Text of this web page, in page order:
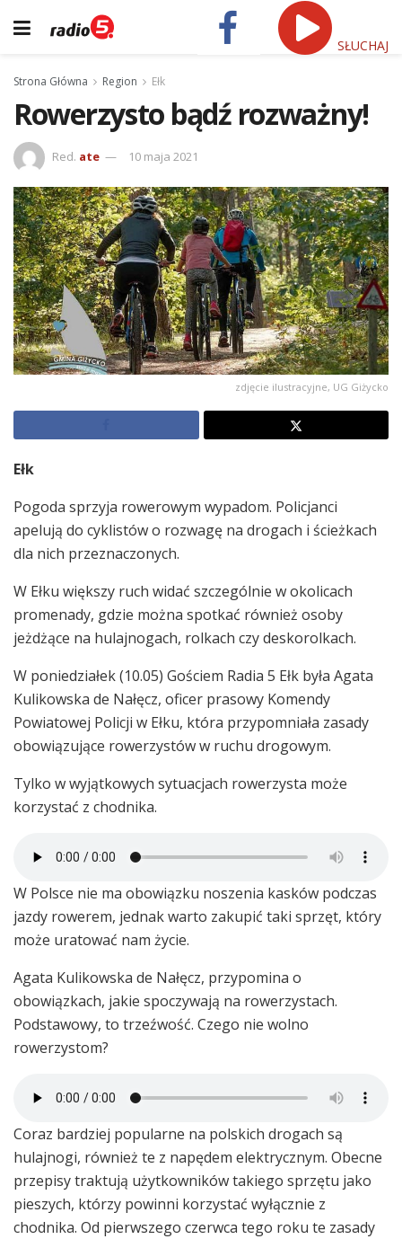
SŁUCHAJ
Strona Główna Region Ełk
Rowerzysto bądź rozważny!
Red. ate 10 maja 2021
zdjęcie ilustracyjne, UG Giżycko
Ełk
Pogoda sprzyja rowerowym wypadom. Policjanci
apelują do cyklistów o rozwagę na drogach i ścieżkach
dla nich przeznaczonych.
W Ełku większy ruch widać szczególnie w okolicach
promenady, gdzie można spotkać również osoby
jeżdżące na hulajnogach, rolkach czy deskorolkach.
W poniedziałek (10.05) Gościem Radia 5 Ełk była Agata
Kulikowska de Nałęcz, oficer prasowy Komendy
Powiatowej Policji w Ełku, która przypomniała zasady
obowiązujące rowerzystów w ruchu drogowym.
Tylko w wyjątkowych sytuacjach rowerzysta może
korzystać z chodnika.
W Polsce nie ma obowiązku noszenia kasków podczas
jazdy rowerem, jednak warto zakupić taki sprzęt, który
może uratować nam życie.
Agata Kulikowska de Nałęcz, przypomina o
obowiązkach, jakie spoczywają na rowerzystach.
Podstawowy, to trzeźwość. Czego nie wolno
rowerzystom?
Coraz bardziej popularne na polskich drogach są
hulajnogi, również te z napędem elektrycznym. Obecne
przepisy traktują użytkowników takiego sprzętu jako
pieszych, którzy powinni korzystać wyłącznie z
chodnika. Od pierwszego czerwca tego roku te zasady